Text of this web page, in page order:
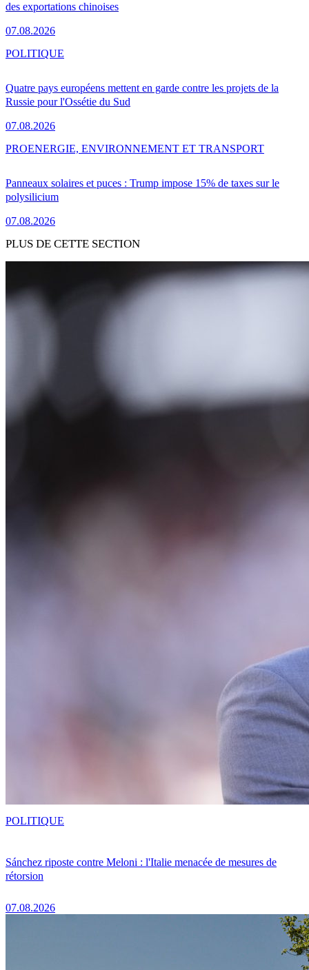
des exportations chinoises
07.08.2026
Quatre pays européens mettent en garde contre les projets de la
Russie pour l'Ossétie du Sud
07.08.2026
POLITIQUE
Panneaux solaires et puces : Trump impose 15% de taxes sur le
polysilicium
07.08.2026
PROENERGIE, ENVIRONNEMENT ET TRANSPORT
PLUS DE CETTE SECTION
Sánchez riposte contre Meloni : l'Italie menacée de mesures de
rétorsion
07.08.2026
POLITIQUE